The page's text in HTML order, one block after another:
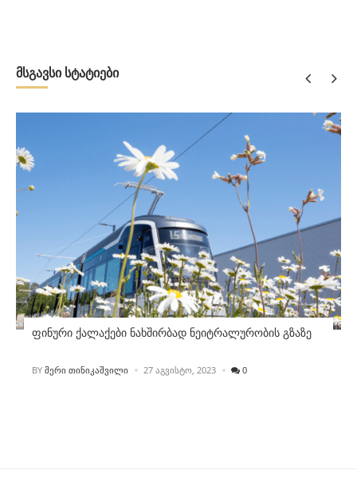
მსგავსი სტატიები
ფინური ქალაქები ნახშირბად ნეიტრალურობის გზაზე
POSTED
BY ᲛᲔᲠᲘ ᲗᲘᲜᲘᲙᲐᲨᲕᲘᲚᲘ 27 ᲐᲒᲕᲘᲡᲢᲝ, 2023 0